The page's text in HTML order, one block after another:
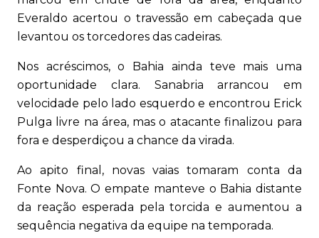
Everaldo acertou o travessão em cabeçada que
levantou os torcedores das cadeiras.
Nos acréscimos, o Bahia ainda teve mais uma
oportunidade clara. Sanabria arrancou em
velocidade pelo lado esquerdo e encontrou Erick
Pulga livre na área, mas o atacante finalizou para
fora e desperdiçou a chance da virada.
Ao apito final, novas vaias tomaram conta da
Fonte Nova. O empate manteve o Bahia distante
da reação esperada pela torcida e aumentou a
sequência negativa da equipe na temporada.